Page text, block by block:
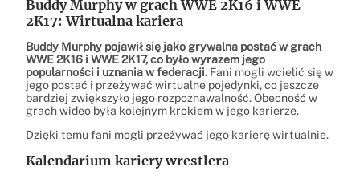
Buddy Murphy w grach WWE 2K16 i WWE
2K17: Wirtualna kariera
Buddy Murphy pojawił się jako grywalna postać w grach
WWE 2K16 i WWE 2K17, co było wyrazem jego
popularności i uznania w federacji. Fani mogli wcielić się w
jego postać i przeżywać wirtualne pojedynki, co jeszcze
bardziej zwiększyło jego rozpoznawalność. Obecność w
grach wideo była kolejnym krokiem w jego karierze.
Dzięki temu fani mogli przeżywać jego karierę wirtualnie.
Kalendarium kariery wrestlera